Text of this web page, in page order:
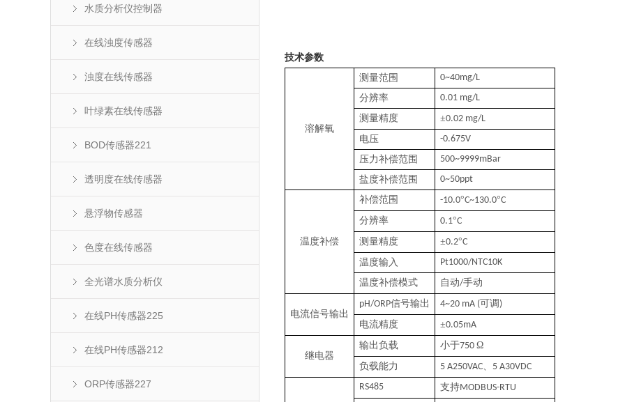
水质分析仪控制器
在线浊度传感器
浊度在线传感器
叶绿素在线传感器
BOD传感器221
透明度在线传感器
悬浮物传感器
色度在线传感器
全光谱水质分析仪
在线PH传感器225
在线PH传感器212
ORP传感器227
技术参数
溶解氧
测量范围
0~40mg/L
分辨率
0.01 mg/L
测量精度
±0.02 mg/L
电压
-0.675V
压力补偿范围
500~9999mBar
盐度补偿范围
0~50ppt
温度补偿
补偿范围 -10.0°C~130.0°C
分辨率
0.1°C
测量精度
±0.2°C
温度输入
Pt1000/NTC10K
温度补偿模式
自动/手动
电流信号输出
pH/ORP信号输出 4~20 mA (可调 )
电流精度
±0.05mA
继电器
输出负载 小于750 Ω
负载能力
5 A250VAC、 5 A30VDC
RS485 支持MODBUS-RTU